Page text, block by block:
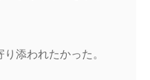
添われたかった。